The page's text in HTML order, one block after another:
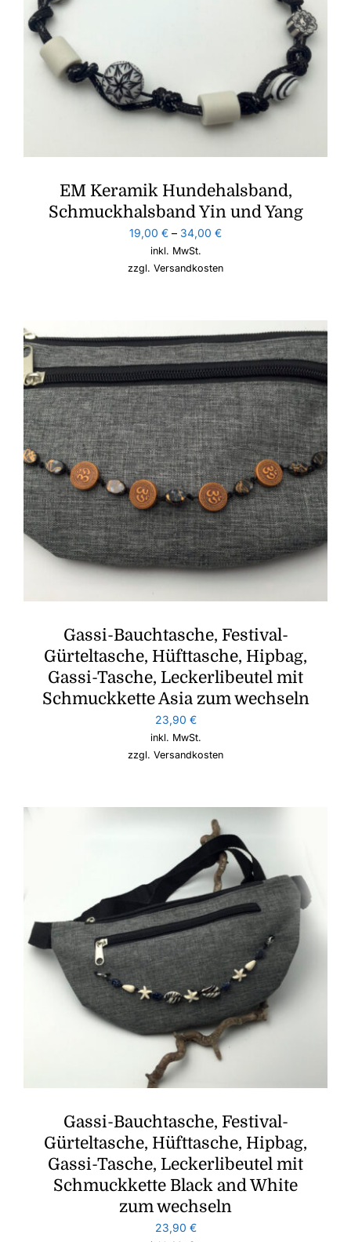
EM Keramik Hundehalsband,
Schmuckhalsband Yin und Yang
19,00 € – 34,00 €
inkl. MwSt.
zzgl. Versandkosten
Gassi-Bauchtasche, Festival-
Gürteltasche, Hüfttasche, Hipbag,
Gassi-Tasche, Leckerlibeutel mit
Schmuckkette Asia zum wechseln
23,90 €
inkl. MwSt.
zzgl. Versandkosten
Gassi-Bauchtasche, Festival-
Gürteltasche, Hüfttasche, Hipbag,
Gassi-Tasche, Leckerlibeutel mit
Schmuckkette Black and White
zum wechseln
23,90 €